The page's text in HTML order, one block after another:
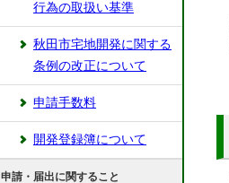
行為の取扱い基準
秋田市宅地開発に関する
条例の改正について
申請手数料
開発登録簿について
申請・届出に関すること